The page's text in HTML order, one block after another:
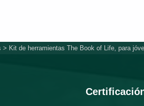
> Kit de herramientas The Book of Life, para